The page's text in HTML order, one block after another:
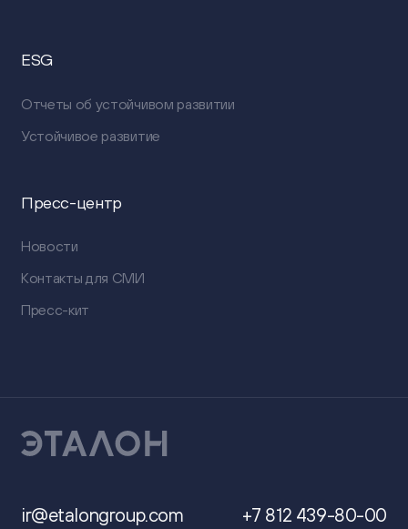
ir@etalongroup.com +7 812 439-80-00
ESG
Отчеты об устойчивом развитии
Устойчивое развитие
Пресс-центр
Новости
Контакты для СМИ
Пресс-кит